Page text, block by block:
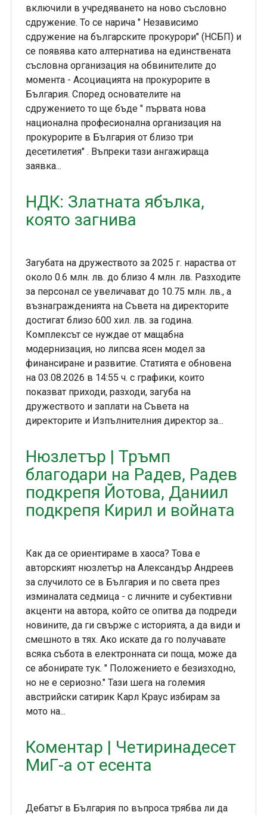
включили в учредяването на ново съсловно
сдружение. То се нарича " Независимо
сдружение на българските прокурори" (НСБП) и
се появява като алтернатива на единствената
съсловна организация на обвинителите до
момента - Асоциацията на прокурорите в
България. Според основателите на
сдружението то ще бъде " първата нова
национална професионална организация на
прокурорите в България от близо три
десетилетия" . Въпреки тази ангажираща
заявка...
НДК: Златната ябълка,
която загнива
Загубата на дружеството за 2025 г. нараства от
около 0.6 млн. лв. до близо 4 млн. лв. Разходите
за персонал се увеличават до 10.75 млн. лв., а
възнагражденията на Съвета на директорите
достигат близо 600 хил. лв. за година.
Комплексът се нуждае от мащабна
модернизация, но липсва ясен модел за
финансиране и развитие. Статията е обновена
на 03.08.2026 в 14:55 ч. с графики, които
показват приходи, разходи, загуба на
дружеството и заплати на Съвета на
директорите и Изпълнителния директор за...
Нюзлетър | Тръмп
благодари на Радев, Радев
подкрепя Йотова, Даниил
подкрепя Кирил и войната
Как да се ориентираме в хаоса? Това е
авторският нюзлетър на Александър Андреев
за случилото се в България и по света през
изминалата седмица - с личните и субективни
акценти на автора, който се опитва да подреди
новините, да ги свърже с историята, а да види и
смешното в тях. Ако искате да го получавате
всяка събота в електронната си поща, може да
се абонирате тук. " Положението е безизходно,
но не е сериозно." Тази шега на големия
австрийски сатирик Карл Краус избирам за
мото на...
Коментар | Четиринадесет
МиГ-а от есента
Дебатът в България по въпроса трябва ли да